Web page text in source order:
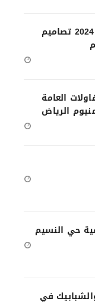
افضل ابواب حديد وليزر 2024 تصاميم
العامة
الرياض
حي النسيم
في